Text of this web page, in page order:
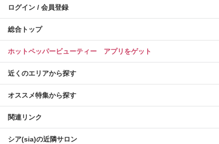
ログイン / 会員登録
総合トップ
ホットペッパービューティー アプリをゲット
近くのエリアから探す
オススメ特集から探す
関連リンク
シア(sia)の近隣サロン